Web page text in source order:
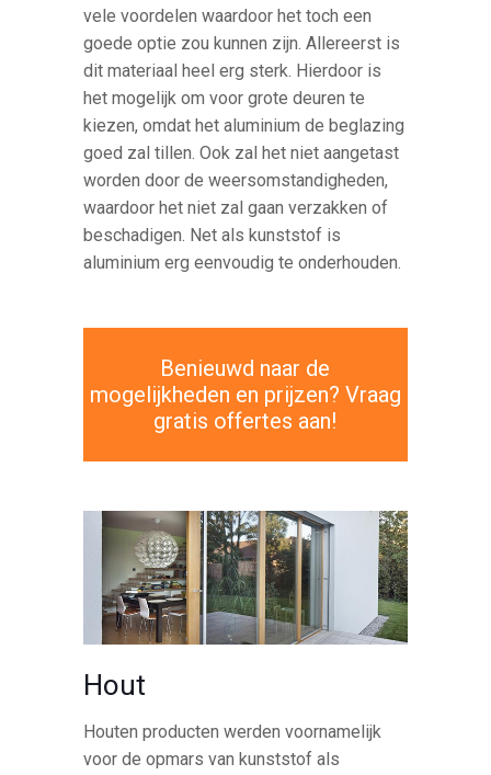
vele voordelen waardoor het toch een
goede optie zou kunnen zijn. Allereerst is
dit materiaal heel erg sterk. Hierdoor is
het mogelijk om voor grote deuren te
kiezen, omdat het aluminium de beglazing
goed zal tillen. Ook zal het niet aangetast
worden door de weersomstandigheden,
waardoor het niet zal gaan verzakken of
beschadigen. Net als kunststof is
aluminium erg eenvoudig te onderhouden.
Benieuwd naar de
mogelijkheden en prijzen? Vraag
gratis offertes aan!
Hout
Houten producten werden voornamelijk
voor de opmars van kunststof als